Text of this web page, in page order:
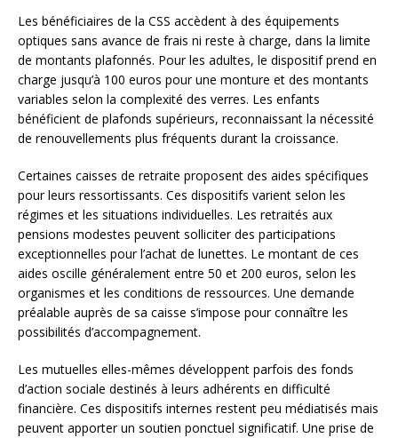
Les bénéficiaires de la CSS accèdent à des équipements
optiques sans avance de frais ni reste à charge, dans la limite
de montants plafonnés. Pour les adultes, le dispositif prend en
charge jusqu’à 100 euros pour une monture et des montants
variables selon la complexité des verres. Les enfants
bénéficient de plafonds supérieurs, reconnaissant la nécessité
de renouvellements plus fréquents durant la croissance.
Certaines caisses de retraite proposent des aides spécifiques
pour leurs ressortissants. Ces dispositifs varient selon les
régimes et les situations individuelles. Les retraités aux
pensions modestes peuvent solliciter des participations
exceptionnelles pour l’achat de lunettes. Le montant de ces
aides oscille généralement entre 50 et 200 euros, selon les
organismes et les conditions de ressources. Une demande
préalable auprès de sa caisse s’impose pour connaître les
possibilités d’accompagnement.
Les mutuelles elles-mêmes développent parfois des fonds
d’action sociale destinés à leurs adhérents en difficulté
financière. Ces dispositifs internes restent peu médiatisés mais
peuvent apporter un soutien ponctuel significatif. Une prise de